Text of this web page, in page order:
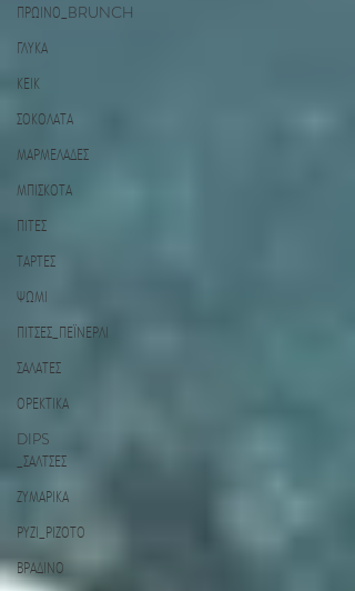
ΠΡΩΙΝΟ_BRUNCH
ΓΛΥΚΑ
ΚΕΙΚ
ΣΟΚΟΛΑΤΑ
ΜΑΡΜΕΛΑΔΕΣ
ΜΠΙΣΚΟΤΑ
ΠΙΤΕΣ
ΤΑΡΤΕΣ
ΨΩΜΙ
ΠΙΤΣΕΣ_ΠΕΪΝΕΡΛΙ
ΣΑΛΑΤΕΣ
ΟΡΕΚΤΙΚΑ
DIPS
_ΣΑΛΤΣΕΣ
ΖΥΜΑΡΙΚΑ
ΡΥΖΙ_ΡΙΖΟΤΟ
ΒΡΑΔΙΝΟ